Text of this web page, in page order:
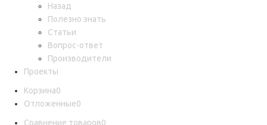
Назад
Полезно знать
Статьи
Вопрос-ответ
Производители
Проекты
Корзина0
Отложенные0
Сравнение товаров0